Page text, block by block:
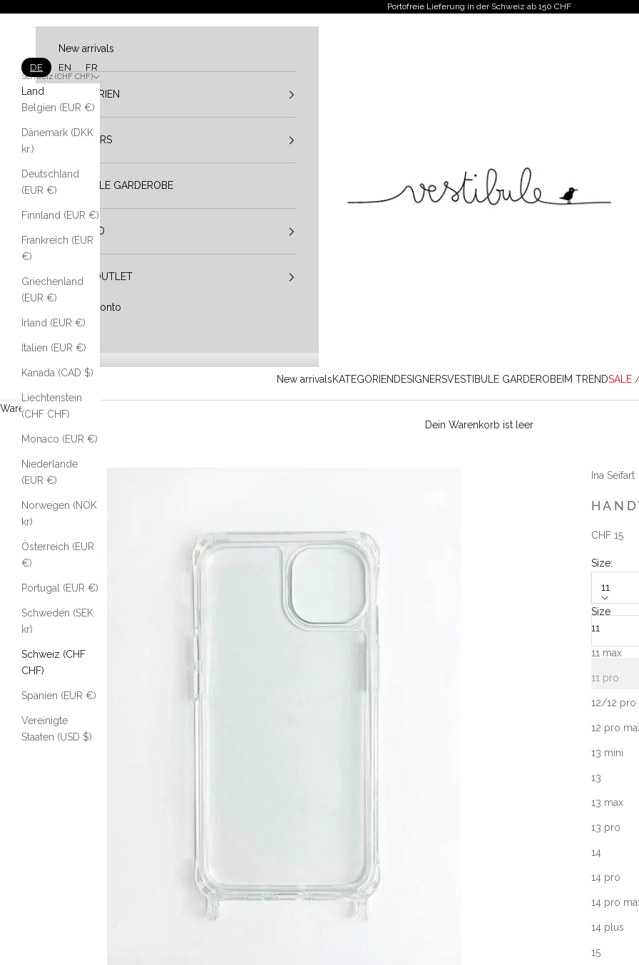
Portofreie Lieferung in der Schweiz ab 150 CHF
New arrivalsKATEGORIENDESIGNERSVESTIBULE GARDEROBEIM TRENDSALE
Schweiz (CHF CHF)
Land
Belgien (EUR €)
Dänemark (DKK
kr.)
Deutschland
(EUR €)
Finnland (EUR €)
Frankreich (EUR
€)
Griechenland
(EUR €)
Irland (EUR €)
Italien (EUR €)
Kanada (CAD $)
Liechtenstein
(CHF CHF)
Monaco (EUR €)
Niederlande
(EUR €)
Norwegen (NOK
kr)
Österreich (EUR
€)
Portugal (EUR €)
Schweden (SEK
kr)
Schweiz (CHF
CHF)
Spanien (EUR €)
Vereinigte
Staaten (USD $)
New arrivals
KATEGORIEN
DESIGNERS
VESTIBULE GARDEROBE
IM TREND
SALE / OUTLET
Mein Konto
Warenkorb
Dein Warenkorb ist leer
Ina Seifart
Angebot
CHF 15
Size:
11
Size
11
11 max
11 pro
12/12 pro
12 pro
13 mini
13
13 max
13 pro
14
14 pro
14 pro
14 plus
15
Dieses
DE EN FR